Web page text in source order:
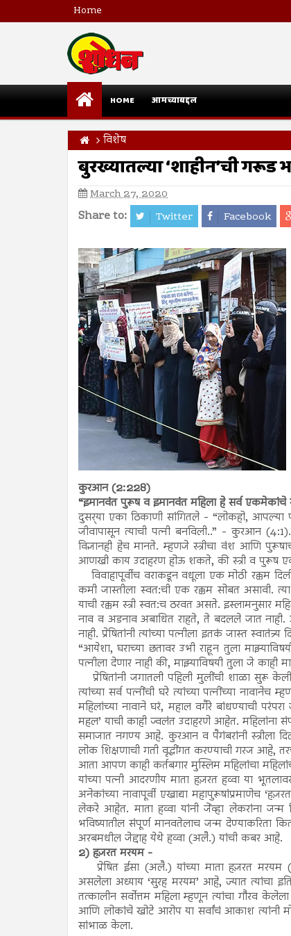
Home
HOME आमच्याबद्दल
विशेष
बुरख्यातल्या ‘शाहीन’ची गरूड
March 27, 2020
Share to: Twitter Facebook
कुरआन (2:228)
“इमानवंत पुरूष व इमानवंत महिला हे सर्व
दुसर्‍या एका ठिकाणी सांगितले - “लोकहो, आपल्या
जीवापासून त्याची पत्नी बनविली..” - कुरआन
विज्ञानही हेच मानते. म्हणजे स्त्रीचा वंश आणि
आणखी काय उदाहरण होऊ शकते, की स्त्री व पुरूष
विवाहापूर्वीच वराकडून वधूला एक मोठी रक्कम
कमी जास्तीला स्वत:ची एक रक्कम सोबत असावी.
याची रक्कम स्त्री स्वत:च ठरवत असते. इस्लामनुसार
नाव व अडनाव अबाधित राहते, ते बदलले जात नाही.
नाही. प्रेषितांनी त्यांच्या पत्नीला इतकं जास्त
“आयेशा, घराच्या छतावर उभी राहून तुला
पत्नीला देणार नाही की, माझ्याविषयी तुला जे
प्रेषितांनी जगातली पहिली मुलींची शाळा सुरू
त्यांच्या सर्व पत्नींची घरे त्यांच्या पत्नींच्या
महिलांच्या नावाने घरं, महाल वगैरे बांधण्याची
महल’ याची काही ज्वलंत उदाहरणे आहेत. महिलांना
समाजात नगण्य आहे. कुरआन व पैगंबरांनी स्त्रीला
लोक शिक्षणाची गती वृद्धींगत करण्याची गरज आहे,
आता आपण काही कर्तबगार मुस्लिम महिलांचा
यांच्या पत्नी आदरणीय माता हज़रत हव्वा या
अनेकांच्या नावापूर्वी एखाद्या महापुरूषांप्रमाणेच
लेकरे आहेत. माता हव्वा यांनी जेंव्हा लेकरांना जन्म
भविष्यातील संपूर्ण मानवतेलाच जन्म देण्याकरिता
अरबमधील जेद्दाह येथे हव्वा (अलै.) यांची कबर आहे.
2) हज़रत मरयम -
प्रेषित ईसा (अलै.) यांच्या माता हज़रत मरयम
असलेला अध्याय ‘सुरह मरयम’ आहे, ज्यात त्यांचा
तत्कालीन सर्वोत्तम महिला म्हणून त्यांचा गौरव
आणि लोकांचे खोटे आरोप या सर्वांचं आकाश त्यांनी
सांभाळ केला.